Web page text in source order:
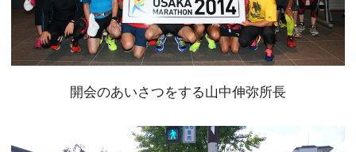
開会のあいさつをする山中伸弥所長